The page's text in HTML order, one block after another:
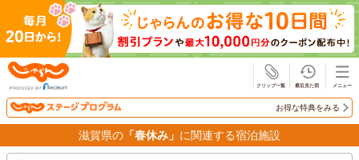
お得な特典をみる
滋賀県の 「春休み」 に関連する宿泊施設